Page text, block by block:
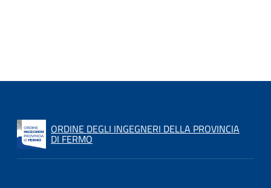
ORDINE DEGLI INGEGNERI DELLA PROVINCIA
DI FERMO